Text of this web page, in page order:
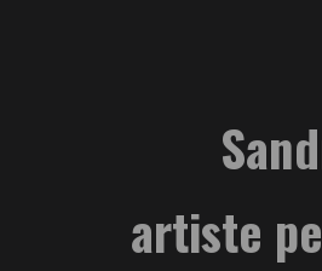
artiste